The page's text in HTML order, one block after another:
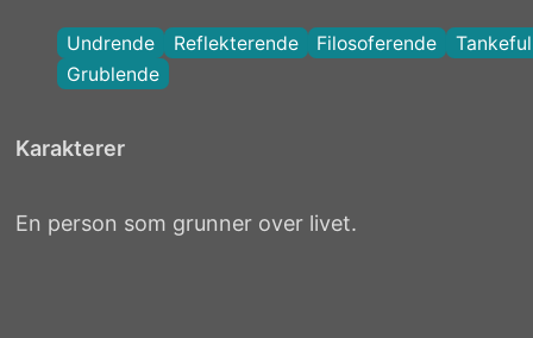
Undrende Reflekterende Filosoferende
Grublende
Karakterer
En person som grunner over livet.